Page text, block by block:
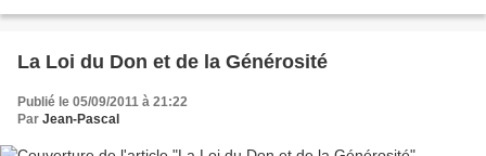
La Loi du Don et de la Générosité
Publié le 05/09/2011 à 21:22
Par Jean-Pascal